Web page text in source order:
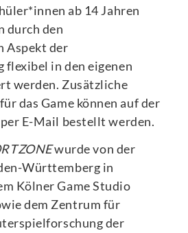
ab 14 Jahren
durch den
Aspekt der
in den eigenen
werden. Zusätzliche
das Game können auf der
E-Mail bestellt werden.
wurde von der
Württemberg in
Kölner Game Studio
dem Zentrum für
der